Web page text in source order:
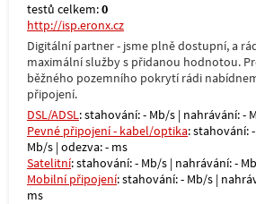
testů celkem:0
http://isp.eronx.cz
Digitální partner - jsme plně dostupní, a
maximální služby s přidanou hodnotou.
běžného pozemního pokrytí rádi
připojení.
DSL/ADSL: stahování: - Mb/s | nahrávání: -
Pevné připojení - kabel/optika: stahování:
Mb/s | odezva: - ms
Satelitní: stahování: - Mb/s | nahrávání: -
Mobilní připojení: stahování: - Mb/s |
ms